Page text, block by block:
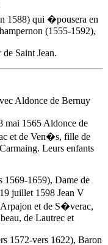
1588) qui �pousera en
(1555-1592),
Saint Jean.
Aldonce de Bernuy
mai 1565 Aldonce de
et de Ven�s, fille de
Leurs enfants
1569-1659), Dame de
juillet 1598 Jean V
et de S�verac,
de Lautrec et
1572-vers 1622), Baron